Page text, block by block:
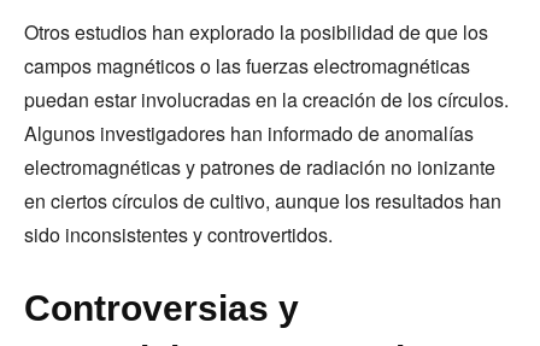
Otros estudios han explorado la posibilidad de que los
campos magnéticos o las fuerzas electromagnéticas
puedan estar involucradas en la creación de los círculos.
Algunos investigadores han informado de anomalías
electromagnéticas y patrones de radiación no ionizante
en ciertos círculos de cultivo, aunque los resultados han
sido inconsistentes y controvertidos.
Controversias y